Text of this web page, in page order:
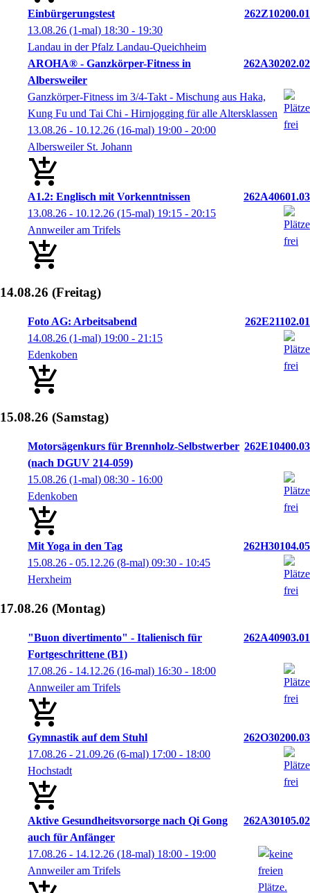
Einbürgerungstest
262Z10200.01
13.08.26 (1-mal) 18:30 - 19:30
Landau in der Pfalz Landau-Queichheim
AROHA® - Ganzkörper-Fitness in
Albersweiler
262A30202.02
Ganzkörper-Fitness im 3/4-Takt - Mischung aus Haka,
Kung Fu und Tai Chi - Hirnjogging für alle Altersklassen
13.08.26 - 10.12.26 (16-mal) 19:00 - 20:00
Albersweiler St. Johann
A1.2: Englisch mit Vorkenntnissen
262A40601.03
13.08.26 - 10.12.26 (15-mal) 19:15 - 20:15
Annweiler am Trifels
14.08.26 (Freitag)
Foto AG: Arbeitsabend
262E21102.01
14.08.26 (1-mal) 19:00 - 21:15
Edenkoben
15.08.26 (Samstag)
Motorsägenkurs für Brennholz-Selbstwerber
(nach DGUV 214-059)
262E10400.03
15.08.26 (1-mal) 08:30 - 16:00
Edenkoben
Mit Yoga in den Tag
262H30104.05
15.08.26 - 05.12.26 (8-mal) 09:30 - 10:45
Herxheim
17.08.26 (Montag)
"Buon divertimento" - Italienisch für
Fortgeschrittene (B1)
262A40903.01
17.08.26 - 14.12.26 (16-mal) 16:30 - 18:00
Annweiler am Trifels
Gymnastik auf dem Stuhl
262O30200.03
17.08.26 - 21.09.26 (6-mal) 17:00 - 18:00
Hochstadt
Aktive Gesundheitsvorsorge nach Qi Gong
auch für Anfänger
262A30105.02
17.08.26 - 14.12.26 (18-mal) 18:00 - 19:00
Annweiler am Trifels